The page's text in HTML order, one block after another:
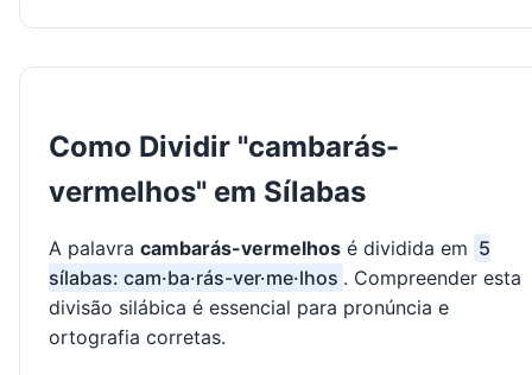
Como Dividir "cambarás-
vermelhos" em Sílabas
A palavra cambarás-vermelhos é dividida em 5
sílabas: cam·ba·rás-ver·me·lhos . Compreender esta
divisão silábica é essencial para pronúncia e
ortografia corretas.